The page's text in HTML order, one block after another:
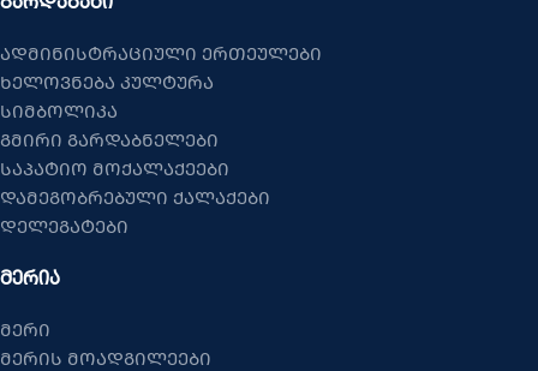
ადმინისტრაციული ერთეულები
ხელოვნება კულტურა
სიმბოლიკა
გმირი გარდაბნელები
საპატიო მოქალაქეები
დამეგობრებული ქალაქები
დელეგატები
ᲛᲔᲠᲘᲐ
მერი
მერის მოადგილეები